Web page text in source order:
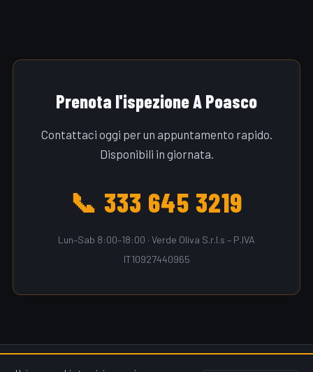
Prenota l'ispezione A Poasco
Contattaci oggi per un appuntamento rapido.
Disponibili in giornata.
📞 333 645 3219
Lun–Sab 8:00–18:00 · Verde Oliva S.r.l.s – P.IVA
IT10927440965